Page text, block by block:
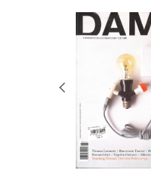
RETRACE
コンサート